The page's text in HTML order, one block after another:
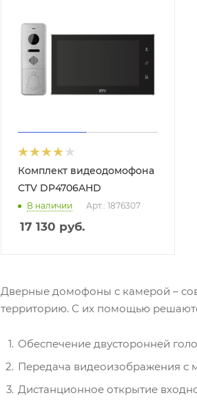
Комплект видеодомофона
CTV DP4706AHD
В наличии Арт.: 1876307
17 130 руб.
Дверные домофоны с камерой –
территорию. С их помощью
Обеспечение двусторонней
Передача видеоизображения с
Дистанционное открытие